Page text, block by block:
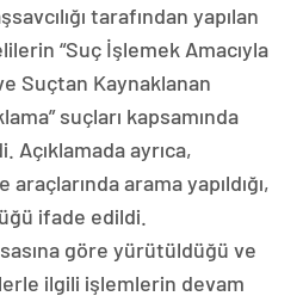
tarafından yapılan
“Suç İşlemek Amacıyla
Suçtan Kaynaklanan
suçları kapsamında
ayrıca,
arama yapıldığı,
ifade edildi.
göre yürütüldüğü ve
ilgili işlemlerin devam